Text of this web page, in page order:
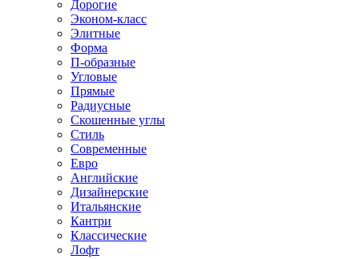
Дорогие
Эконом-класс
Элитные
Форма
П-образные
Угловые
Прямые
Радиусные
Скошенные углы
Стиль
Современные
Евро
Английские
Дизайнерские
Итальянские
Кантри
Классические
Лофт